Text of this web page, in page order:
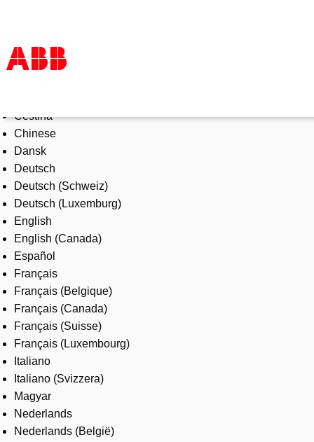
Products & Solutions
Industries
Services
About us
Where to buy
Contact us
Careers
Čeština
Chinese
Dansk
Deutsch
Deutsch (Schweiz)
Deutsch (Luxemburg)
English
English (Canada)
Español
Français
Français (Belgique)
Français (Canada)
Français (Suisse)
Français (Luxembourg)
Italiano
Italiano (Svizzera)
Magyar
Nederlands
Nederlands (België)